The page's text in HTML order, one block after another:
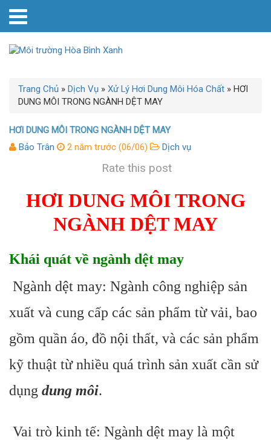
Trang Chủ » Dịch Vụ » Xử Lý Hơi Dung Môi Hóa Chất » HƠI
DUNG MÔI TRONG NGÀNH DỆT MAY
HƠI DUNG MÔI TRONG NGÀNH DỆT MAY
Bảo Trân
2 năm trước (06/06) Dịch vụ
Rate this post
HƠI DUNG MÔI TRONG
NGÀNH DỆT MAY
Khái quát về ngành dệt may
Ngành dệt may: Ngành công nghiệp sản
xuất và cung cấp các sản phẩm từ vải, bao
gồm quần áo, đồ nội thất, và các sản phẩm
kỹ thuật từ nhiều quá trình sản xuất cần sử
dụng dung môi.
Vai trò kinh tế: Ngành dệt may là một